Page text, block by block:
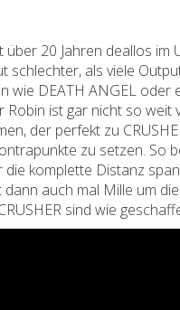
über 20 Jahren deallos
schlechter, als viele
DEATH ANGEL oder
Robin ist gar nicht so
der perfekt zu
zu setzen. So
die komplette Distanz
dann auch mal Mille um
sind wie